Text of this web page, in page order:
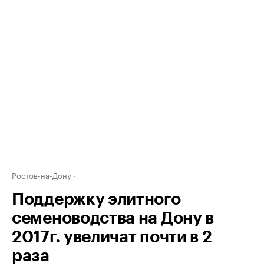
Ростов-на-Дону
Поддержку элитного
семеноводства на Дону в
2017г. увеличат почти в 2
раза